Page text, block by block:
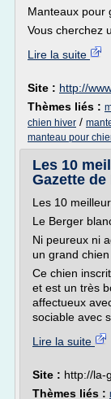
Manteaux pour
Vous cherchez
Lire la suite
Site : http://
Thèmes liés :
chien hiver /
manteau pour
Les 10
Gazette de
Les 10
Le Berger
Ni peureux ni
un grand
Ce chien
et est un très
affectueux
sociable avec
Lire la suite
Site : http://la-
Thèmes liés :